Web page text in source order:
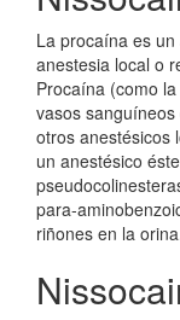
La procaína es
anestesia local o
Procaína (como
vasos
otros anestésicos
un anestésico
para-
riñones en la